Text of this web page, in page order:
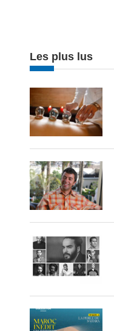
Les plus lus